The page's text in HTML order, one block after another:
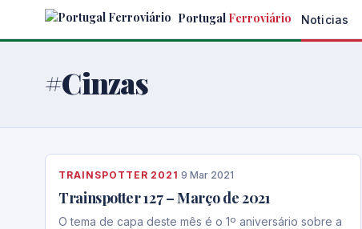
Portugal Ferroviário Noticias
#Cinzas
TRAINSPOTTER 2021 ·9 Mar 2021
Trainspotter 127 – Março de 2021
O tema de capa deste mês é o 1º aniversário sobre a